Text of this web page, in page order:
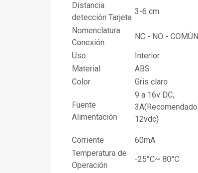
Distancia
detección Tarjeta
3-6 cm
Nomenclatura
Conexión
NC - NO - COMÚN
Uso
Interior
Material
ABS
Color
Gris claro
Fuente
Alimentación
9 a 16v DC,
3A(Recomendado
12vdc)
Corriente
60mA
Temperatura de
Operación
-25°C~ 80°C